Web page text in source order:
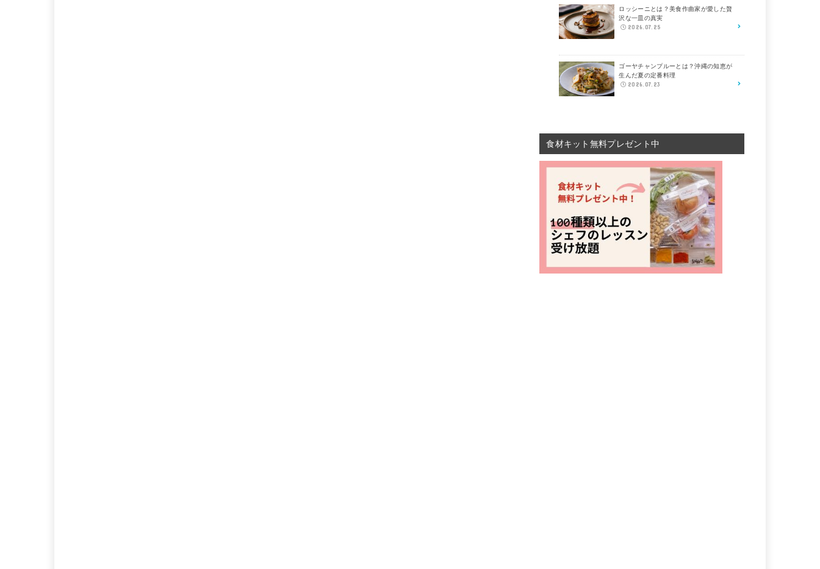
ロッシーニとは？美食作曲家が愛した贅
沢な一皿の真実
2026.07.25
ゴーヤチャンプルーとは？沖縄の知恵が
生んだ夏の定番料理
2026.07.23
食材キット無料プレゼント中